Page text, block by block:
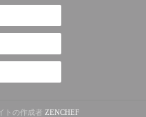
トの作成者 ZENCHEF((新しいウィンドウ